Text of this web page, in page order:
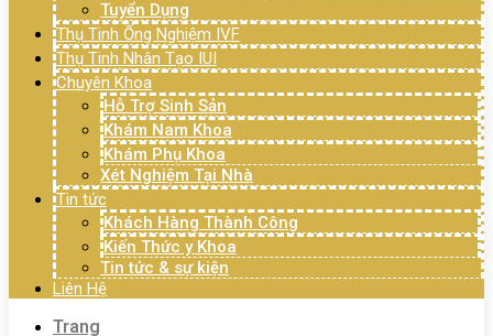
Tuyển Dụng
Thụ Tinh Ống Nghiệm IVF
Thụ Tinh Nhân Tạo IUI
Chuyên Khoa
Hỗ Trợ Sinh Sản
Khám Nam Khoa
Khám Phụ Khoa
Xét Nghiệm Tại Nhà
Tin tức
Khách Hàng Thành Công
Kiến Thức y Khoa
Tin tức & sự kiện
Liên Hệ
Trang